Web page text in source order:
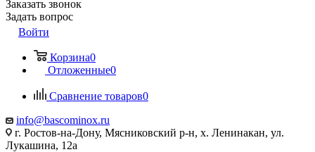
Заказать звонок
Задать вопрос
Войти
Корзина0
Отложенные0
Сравнение товаров0
info@bascominox.ru
г. Ростов-на-Дону, Мясниковский р-н, х. Ленинакан, ул.
Лукашина, 12а